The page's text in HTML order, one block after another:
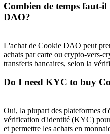
Combien de temps faut-
DAO?
L'achat de Cookie DAO peut
achats par carte ou crypto-vers-
transferts bancaires, selon la
Do I need KYC to buy
Oui, la plupart des plateformes
vérification d'identité (KYC)
et permettre les achats en